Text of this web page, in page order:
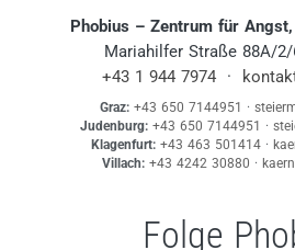
Phobius – Zentrum für
Mariahilfer Straße 88A/2/
+43 1 944 7974 ·
Graz: +43 650 7144951 ·
Judenburg: +43 650 7144951 ·
Klagenfurt: +43 463 501414 ·
Villach: +43 4242 30880 ·
Folge